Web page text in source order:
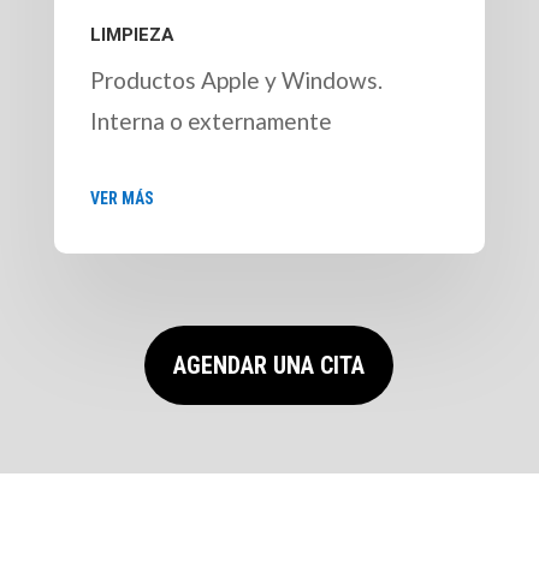
LIMPIEZA
Productos Apple y Windows.
Interna o externamente
VER MÁS
AGENDAR UNA CITA